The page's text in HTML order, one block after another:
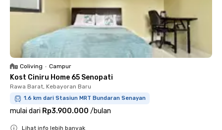
Coliving • Campur
Kost Ciniru Home 65 Senopati
Rawa Barat, Kebayoran Baru
1.6 km dari Stasiun MRT Bundaran Senayan
mulai dari Rp3.900.000 /bulan
Lihat info lebih banyak